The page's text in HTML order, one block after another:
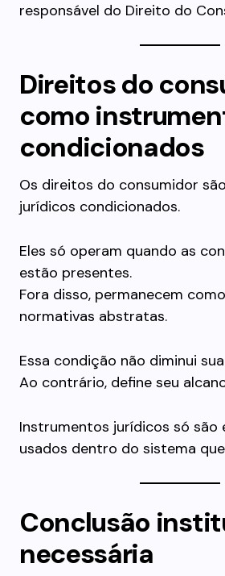
responsável do Direito do
Direitos do
como
condicionados
Os direitos do consumidor
jurídicos condicionados.
Eles só operam quando as
estão presentes.
Fora disso, permanecem
normativas abstratas.
Essa condição não diminui
Ao contrário, define seu
Instrumentos jurídicos só são
usados dentro do sistema
Conclusão
necessária